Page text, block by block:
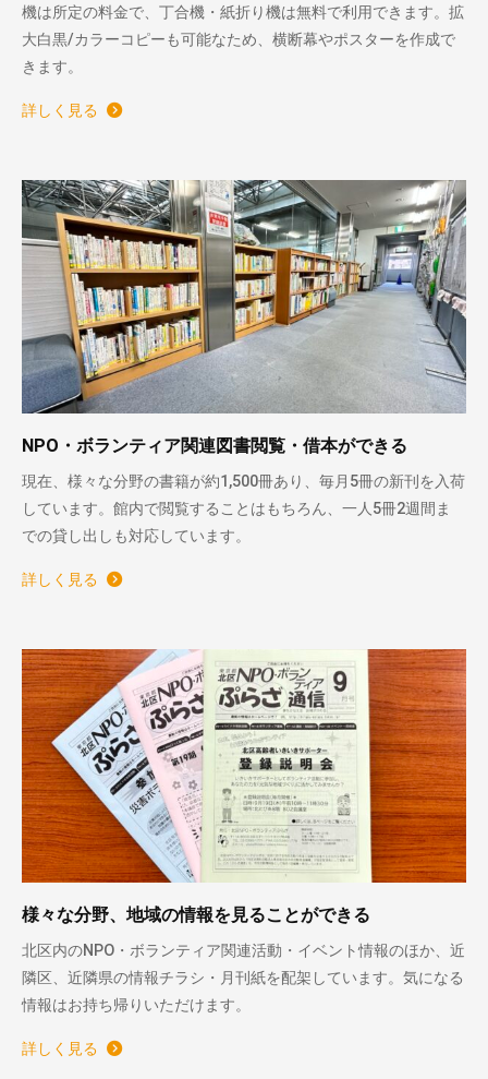
機は所定の料金で、丁合機・紙折り機は無料で利用できます。拡
大白黒/カラーコピーも可能なため、横断幕やポスターを作成で
きます。
詳しく見る
NPO・ボランティア関連図書閲覧・借本ができる
現在、様々な分野の書籍が約1,500冊あり、毎月5冊の新刊を入荷
しています。館内で閲覧することはもちろん、一人5冊2週間ま
での貸し出しも対応しています。
詳しく見る
様々な分野、地域の情報を見ることができる
北区内のNPO・ボランティア関連活動・イベント情報のほか、近
隣区、近隣県の情報チラシ・月刊紙を配架しています。気になる
情報はお持ち帰りいただけます。
詳しく見る